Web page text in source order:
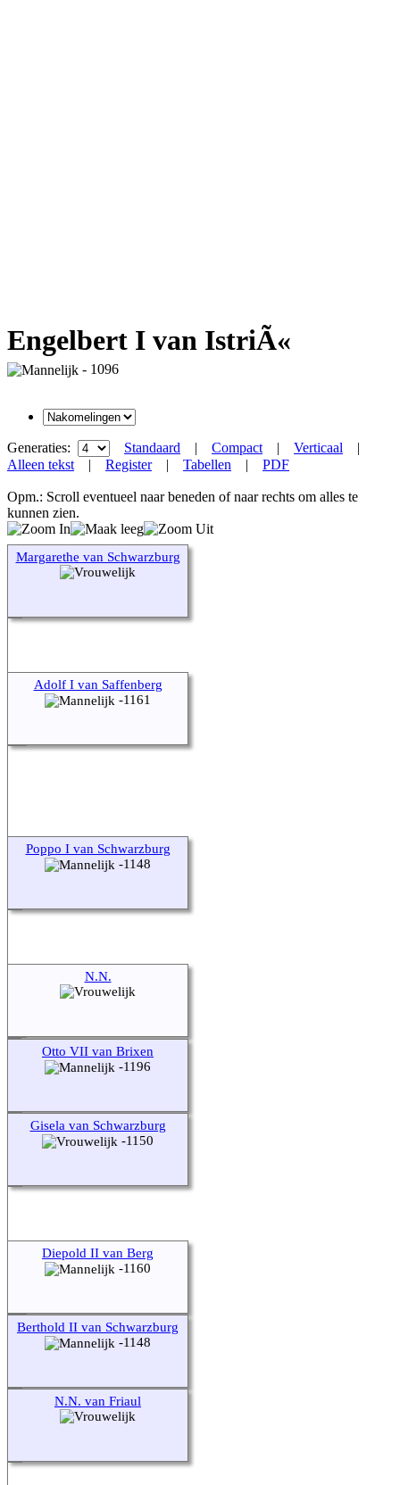
Engelbert I van IstriÃ«
- 1096
Generaties: Standaard | Compact| Verticaal |
Alleen tekst| Register| Tabellen | PDF
Opm.: Scroll eventueel naar beneden of naar rechts om alles te
kunnen zien.
Margarethe van Schwarzburg
Adolf I van Saffenberg
-1161
Poppo I van Schwarzburg
-1148
N.N.
Otto VII van Brixen
-1196
Gisela van Schwarzburg
-1150
Diepold II van Berg
-1160
Berthold II van Schwarzburg
-1148
N.N. van Friaul